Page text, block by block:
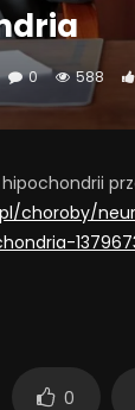
0 588
choroby/
0